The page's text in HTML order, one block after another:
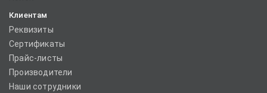
Клиентам
Реквизиты
Сертификаты
Прайс-листы
Производители
Наши сотрудники